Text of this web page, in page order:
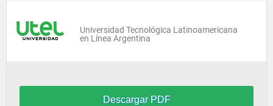
Universidad Tecnológica Latinoamericana
en Línea Argentina
Descargar PDF